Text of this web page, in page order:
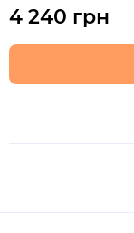
4 240 грн